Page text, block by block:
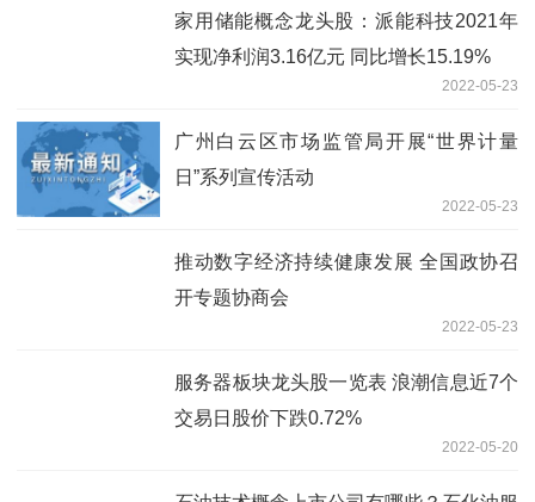
家用储能概念龙头股：派能科技2021年
实现净利润3.16亿元 同比增长15.19%
2022-05-23
广州白云区市场监管局开展“世界计量
日”系列宣传活动
2022-05-23
推动数字经济持续健康发展 全国政协召
开专题协商会
2022-05-23
服务器板块龙头股一览表 浪潮信息近7个
交易日股价下跌0.72%
2022-05-20